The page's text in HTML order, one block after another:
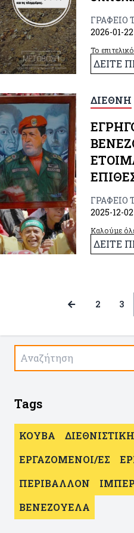
ΓΡΑΦΕΙΟ
2026-01-22
Το
έδειξε για
καθημερινά
ΔΕΙΤΕ
ΔΙΕΘΝΗ
ΓΡΑΦΕΙΟ
2025-12-02
Καλούμε
κινήματος,
και κάθε
ΔΕΙΤΕ
2 3
Tags
ΚΟΥΒΑ
ΕΡΓΑΖΟΜΕΝΟΙ/ΕΣ
ΠΕΡΙΒΑΛΛΟΝ
ΒΕΝΕΖΟΥΕΛΑ